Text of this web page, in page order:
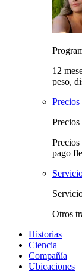
12
peso,
Precios
Precios
pago
Otros
Historias
Ciencia
Compañía
Ubicaciones